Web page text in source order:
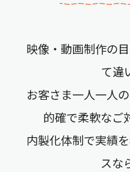
映像・動画制作の
て違
お客さま一人一人
的確で柔軟なご
内製化体制で実績
スな